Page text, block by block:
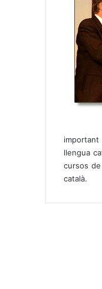
important
llengua
cursos
català.